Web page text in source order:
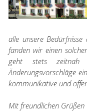
alle unsere
fanden wir einen
geht stets zeitnah
Änderungsvorschläge
kommunikative und
Mit freundlichen Grüßen